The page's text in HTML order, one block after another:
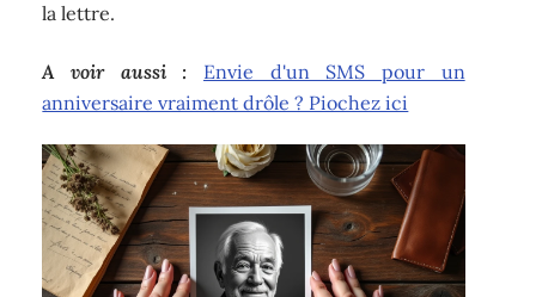
la lettre.
A voir aussi :
Envie d'un SMS pour un
anniversaire vraiment drôle ? Piochez ici